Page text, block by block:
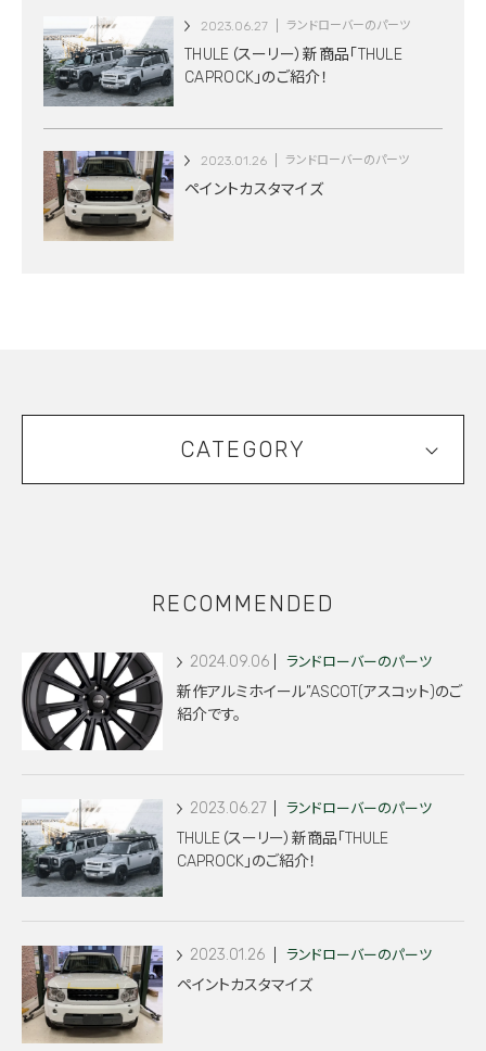
2023.06.27 ランドローバーのパーツ
THULE（スーリー）新商品「THULE
CAPROCK」のご紹介！
2023.01.26 ランドローバーのパーツ
ペイントカスタマイズ
CATEGORY
RECOMMENDED
2024.09.06 ランドローバーのパーツ
新作アルミホイール”ASCOT(アスコット)のご
紹介です。
2023.06.27 ランドローバーのパーツ
THULE（スーリー）新商品「THULE
CAPROCK」のご紹介！
2023.01.26 ランドローバーのパーツ
ペイントカスタマイズ